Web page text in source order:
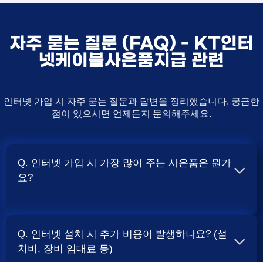
자주 묻는 질문 (FAQ) - KT인터
넷케이블사은품지급 관련
인터넷 가입 시 자주 묻는 질문과 답변을 정리했습니다. 궁금한
점이 있으시면 언제든지 문의해주세요.
Q. 인터넷 가입 시 가장 많이 주는 사은품은 뭔가
요?
보통 500Mbps 또는 1Gbps 인터넷을 TV와 결합하여 가입
할 때 현금 사은품 및 상품권 혜택이 더 크게 지급되는 경향
Q. 인터넷 설치 시 추가 비용이 발생하나요? (설
치비, 장비 임대료 등)